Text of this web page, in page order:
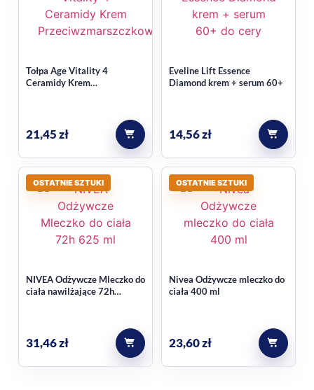
Tołpa Age Vitality 4
Ceramidy Krem
21,45zł
Eveline Lift Essence
Diamond krem + serum 60+
14,56zł
OSTATNIE SZTUKI
NIVEA Odżywcze Mleczko do
ciała nawilżające 72h
31,46zł
OSTATNIE SZTUKI
Nivea Odżywcze mleczko do
ciała 400 ml
23,60zł